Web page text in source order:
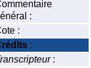
:
:
:
: